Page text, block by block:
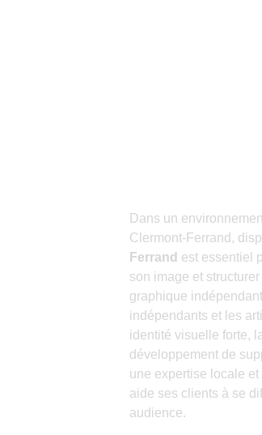
Dans un
Clermont-Ferrand,
Ferrand est essentiel
son image et
graphique
indépendants et les
identité visuelle forte,
développement de
une expertise locale
aide ses clients à se
audience.